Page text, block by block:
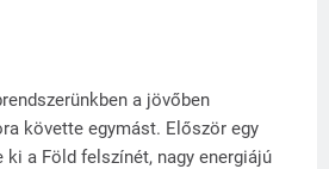
a jövőben
követte egymást. Először egy
a Föld felszínét, nagy energiájú